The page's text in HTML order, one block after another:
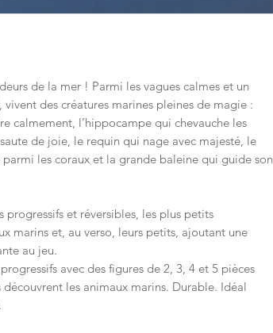
de la mer ! Parmi les vagues calmes et un
des créatures marines pleines de magie :
calmement, l’hippocampe qui chevauche les
de joie, le requin qui nage avec majesté, le
les coraux et la grande baleine qui guide son
progressifs et réversibles, les plus petits
marins et, au verso, leurs petits, ajoutant une
au jeu.
avec des figures de 2, 3, 4 et 5 pièces
les animaux marins. Durable. Idéal